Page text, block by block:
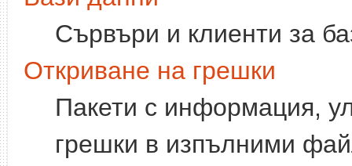
Сървъри и клиенти за
Откриване на грешки
Пакети с информация,
грешки в изпълними